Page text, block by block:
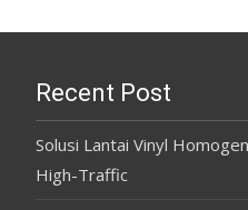
Recent Post
Solusi Lantai Vinyl
High-Traffic